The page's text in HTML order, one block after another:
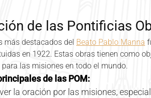
de las Pontificias
más destacados del Beato Pablo Manna
en 1922. Estas obras tienen como
las misiones en todo el mundo.
de las POM:
la oración por las misiones,